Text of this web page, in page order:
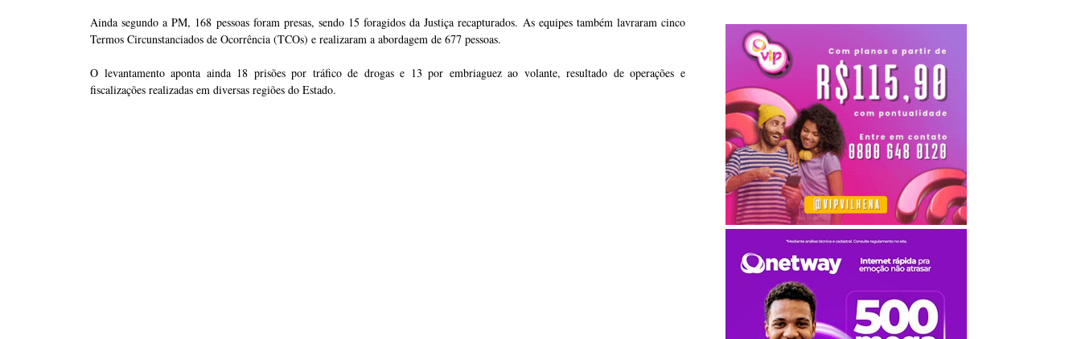
Ainda segundo a PM, 168 pessoas foram presas, sendo 15 foragidos da Justiça recapturados. As equipes também lavraram cinco
Termos Circunstanciados de Ocorrência (TCOs) e realizaram a abordagem de 677 pessoas.
O levantamento aponta ainda 18 prisões por tráfico de drogas e 13 por embriaguez ao volante, resultado de operações e
fiscalizações realizadas em diversas regiões do Estado.